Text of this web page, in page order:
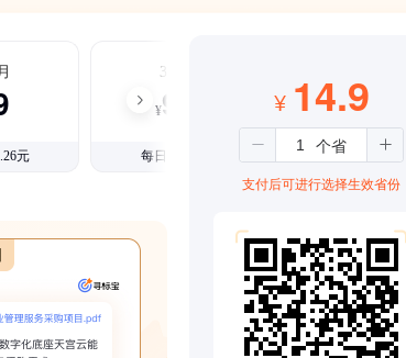
元
3个月
¥99
每日仅1.08元
¥ 14.9
支付后可进行选择生效省份